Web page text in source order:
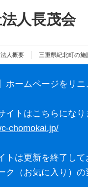
人長茂会
法人概要 三重県紀北町の施
ホームページをリニ
イトはこちらになり
chomokai.jp/
は更新を終了して
（お気に入り）の